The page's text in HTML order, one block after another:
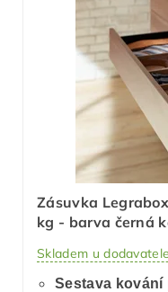
Zásuvka
kg - barva černá
Skladem u
Sestava